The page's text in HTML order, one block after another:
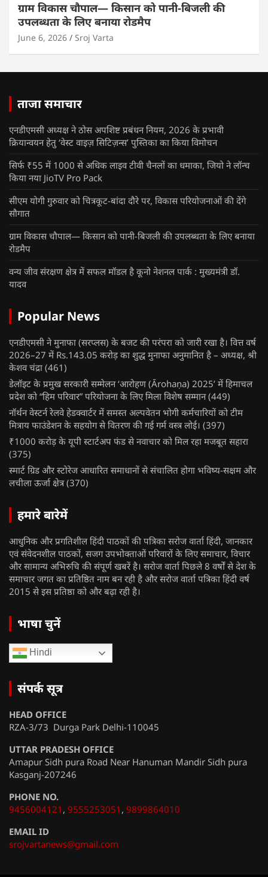
ग्राम विकास चौपाल— किसान को पानी-बिजली की
उपलब्धता के लिए बनाया रोडमैप
June 6, 2026 Sroj Varta
ताजा समाचार
एनडीएमसी अध्यक्ष ने ठोस अपशिष्ट प्रबंधन नियम, 2026 के प्रभावी
क्रियान्वयन हेतु ‘वेस्ट वाइज़ सिटिज़न्स’ पुस्तिका का किया विमोचन
सिर्फ ₹55 में 1000 से अधिक लाइव टीवी चैनलों का धमाका, जियो ने लॉन्च
किया नया JioTV Pro Pack
सीएम योगी गुरुवार को चित्रकूट-बांदा दौरे पर, विकास परियोजनाओं की देंगे
सौगात
ग्राम विकास चौपाल— किसान को पानी-बिजली की उपलब्धता के लिए बनाया
रोडमैप
वन्य जीव संरक्षण क्षेत्र में सफल मॉडल है कूनो नेशनल पार्क : मुख्यमंत्री डॉ.
यादव
Popular News
एनडीएमसी ने मुनाफा (सरप्लस) के बजट की परंपरा को जारी रखा है। वित्त वर्ष
2026–27 में Rs.143.05 करोड़ का शुद्ध मुनाफा अनुमानित है – अध्यक्ष, श्री
केशव चंद्रा (461)
डेलॉइट के प्रमुख सरकारी सम्मेलन ‘आरोहण (Ārohaṇa) 2025’ में हिमाचल
प्रदेश को “हिम परिवार” परियोजना के लिए मिला विशेष सम्मान (449)
नॉर्थन वेस्टर्न रेलवे हेडक्वार्टर में समस्त अल्पवेतन भोगी कर्मचारियों को टीम
मित्राय फाउंडेशन के सहयोग से वितरण की गई गर्म वस्त्र लोई। (397)
₹1000 करोड़ के यूपी स्टार्टअप फंड से नवाचार को मिल रहा मजबूत सहारा
(375)
स्मार्ट ग्रिड और स्टोरेज आधारित समाधानों से संचालित होगा भविष्य-सक्षम और
लचीला ऊर्जा क्षेत्र (370)
हमारे बारेमें
आधुनिक और प्रगतिशील हिंदी पाठकों की पत्रिका सरोज वार्ता हिंदी, जानकार
एवं संवेदनशील पाठकों, सजग उपभोक्ताओं परिवारों के लिए समाचार, विचार
और सामान्य अभिरुचि की संपूर्ण खबरें है। सरोज वार्ता पिछले 8 वर्षों से देश के
समाचार जगत का प्रतिष्ठित नाम बन रही है और सरोज वार्ता पत्रिका हिंदी वर्ष
2015 से इस प्रतिष्ठा को और बढ़ा रही है।
भाषा चुनें
Hindi
संपर्क सूत्र
HEAD OFFICE
RZA-3/73 Durga Park Delhi-110045
UTTAR PRADESH OFFICE
Amapur Sidh pura Road Near Hanuman Mandir Sidh pura
Kasganj-207246
PHONE NO.
9456004121 , 9555253051 , 9899864010
EMAIL ID
srojvartanews@gmail.com